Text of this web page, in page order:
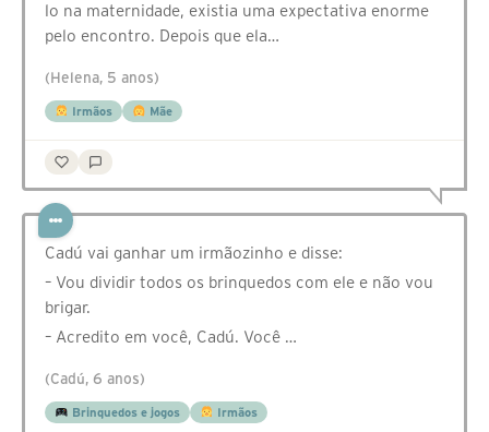
lo na maternidade, existia uma expectativa enorme
pelo encontro. Depois que ela…
(Helena, 5 anos)
Irmãos Mãe
Cadú vai ganhar um irmãozinho e disse:
– Vou dividir todos os brinquedos com ele e não vou
brigar.
– Acredito em você, Cadú. Você …
(Cadú, 6 anos)
Brinquedos e jogos Irmãos